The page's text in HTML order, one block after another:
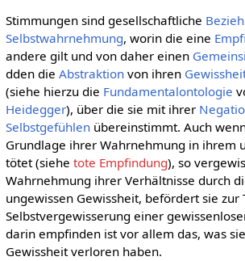
Stimmungen sind gesellschaftliche
Selbstwahrnehmung, worin die eine
andere gilt und von daher einen
dden die Abstraktionvon ihren
(siehe hierzu die Fundamentalontologie
Heidegger), über die sie mit ihrer
Selbstgefühlenübereinstimmt. Auch
Grundlage ihrer Wahrnehmung in ihrem
tötet (siehe tote Empfindung), so
Wahrnehmung ihrer Verhältnisse durch
ungewissen Gewissheit, befördert sie zur
Selbstvergewisserung einer
darin empfinden ist vor allem das, was
Gewissheit verloren haben.